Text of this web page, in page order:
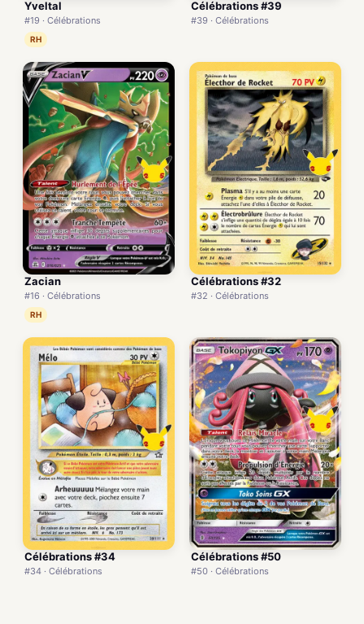
Yveltal
#19 · Célébrations
RH
Célébrations #39
#39 · Célébrations
Zacian
#16 · Célébrations
RH
Célébrations #32
#32 · Célébrations
Célébrations #34
#34 · Célébrations
Célébrations #50
#50 · Célébrations